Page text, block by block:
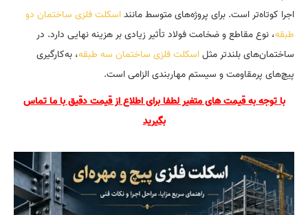
اجرا کوتاه‌تر است. برای پروژه‌های متوسط ماننداسکلت فلزی ساختمان دو
طبقه، نوع مقاطع و ضخامت فولاد تأثیر زیادی بر هزینه نهایی دارد. در
ساختمان‌های بلندتر مثلاسکلت فلزی ساختمان سه طبقه، به‌کارگیری
پیچ‌های پرمقاومت و سیستم مهاربندی الزامی است.
با توجه به قیمت های متغیر لطفا برای اطلاع از قیمت دقیق با ما تماس
بگیرید